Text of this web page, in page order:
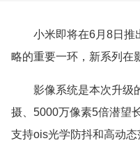
小米即将在6月8日
略的重要一环，新系列在
影像系统是本次升级
摄、5000万像素5倍潜望
支持ois光学防抖和高动